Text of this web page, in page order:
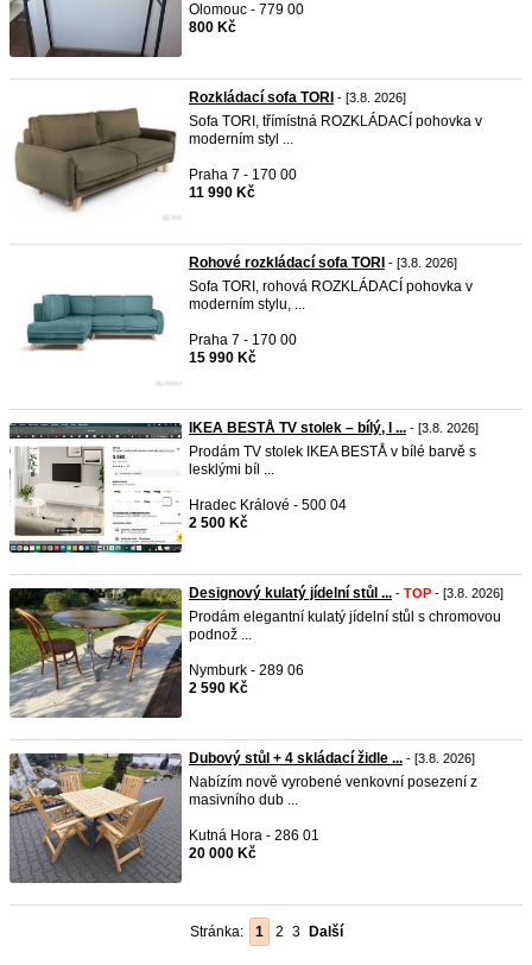
Olomouc - 779 00
800 Kč
Rozkládací sofa TORI - [3.8. 2026]
Sofa TORI, třímístná ROZKLÁDACÍ pohovka v
moderním styl ...
Praha 7 - 170 00
11 990 Kč
Rohové rozkládací sofa TORI - [3.8. 2026]
Sofa TORI, rohová ROZKLÁDACÍ pohovka v
moderním stylu, ...
Praha 7 - 170 00
15 990 Kč
IKEA BESTÅ TV stolek – bílý, l ... - [3.8. 2026]
Prodám TV stolek IKEA BESTÅ v bílé barvě s
lesklými bíl ...
Hradec Králové - 500 04
2 500 Kč
Designový kulatý jídelní stůl ... - TOP - [3.8. 2026]
Prodám elegantní kulatý jídelní stůl s chromovou
podnož ...
Nymburk - 289 06
2 590 Kč
Dubový stůl + 4 skládací židle ... - [3.8. 2026]
Nabízím nově vyrobené venkovní posezení z
masivního dub ...
Kutná Hora - 286 01
20 000 Kč
Stránka: 1 2 3 Další